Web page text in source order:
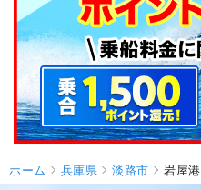
ホーム 兵庫県 淡路市 岩屋港